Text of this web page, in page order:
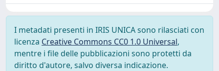
I metadati presenti in IRIS UNICA sono rilasciati con
licenza Creative Commons CC0 1.0 Universal,
mentre i file delle pubblicazioni sono protetti da
diritto d'autore, salvo diversa indicazione.